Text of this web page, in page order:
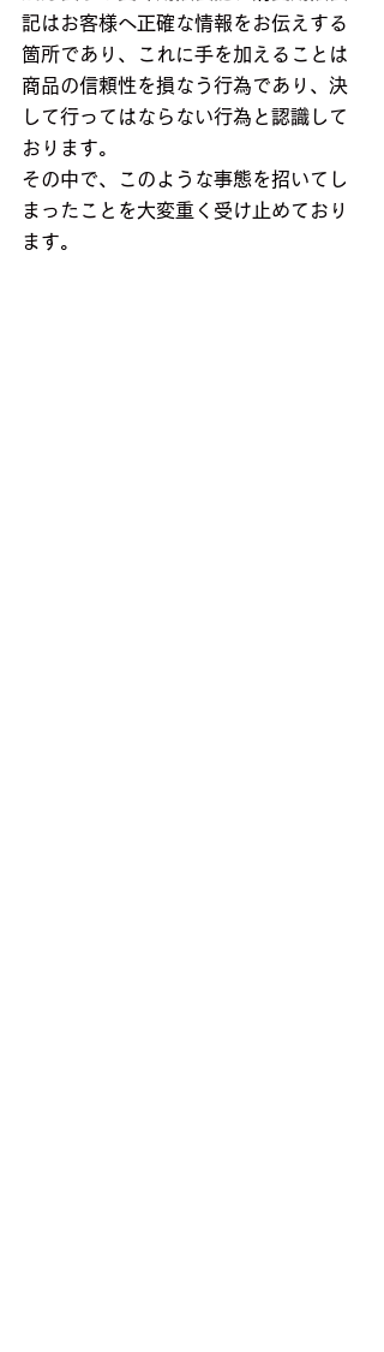
記はお客様へ正確な情報をお伝えする
箇所であり、これに手を加えることは
商品の信頼性を損なう行為であり、決
して行ってはならない行為と認識して
おります。
その中で、このような事態を招いてし
まったことを大変重く受け止めており
ます。